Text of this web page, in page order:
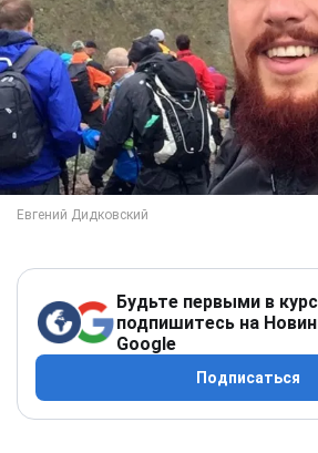
Будьте первыми в
подпишитесь на
Google
Подписаться